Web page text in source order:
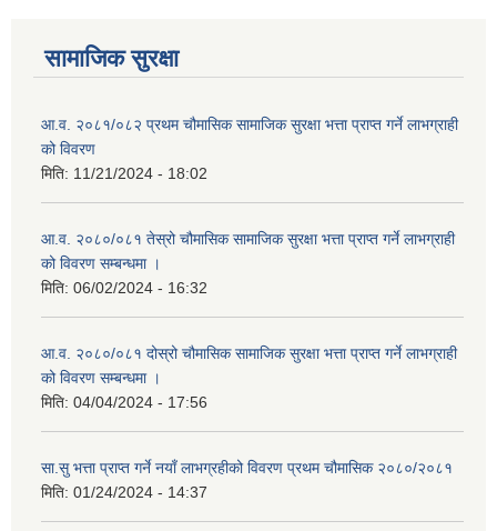
सामाजिक सुरक्षा
आ.व. २०८१/०८२ प्रथम चौमासिक सामाजिक सुरक्षा भत्ता प्राप्त गर्ने लाभग्राही
को विवरण
मिति: 11/21/2024 - 18:02
आ.व. २०८०/०८१ तेस्रो चौमासिक सामाजिक सुरक्षा भत्ता प्राप्त गर्ने लाभग्राही
को विवरण सम्बन्धमा ।
मिति: 06/02/2024 - 16:32
आ.व. २०८०/०८१ दोस्रो चौमासिक सामाजिक सुरक्षा भत्ता प्राप्त गर्ने लाभग्राही
को विवरण सम्बन्धमा ।
मिति: 04/04/2024 - 17:56
सा.सु भत्ता प्राप्त गर्ने नयाँ लाभग्रहीको विवरण प्रथम चौमासिक २०८०/२०८१
मिति: 01/24/2024 - 14:37